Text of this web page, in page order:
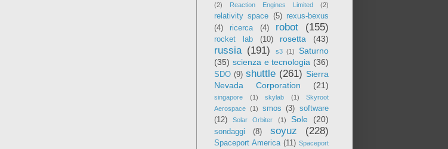
(2)
Reaction Engines Limited (2)
relativity space (5) rexus-bexus
(4)
ricerca (4) robot (155)
rocket lab (10) rosetta (43)
russia (191) s3 (1)
Saturno
(35) scienza e tecnologia (36)
SDO (9) shuttle (261) Sierra
Nevada Corporation
(21)
singapore (1) skylab (1)
Skyroot
Aerospace (1) smos (3) software
(12)
Solar Orbiter (1) Sole (20)
sondaggi (8) soyuz (228)
Spaceport America (11) Spaceport